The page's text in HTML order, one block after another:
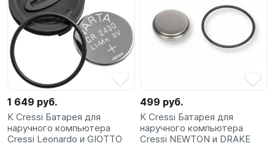
Подарочные
Карты
Бренды
Акции
1 649 руб.
K Cressi Батарея для
наручного компьютера
Cressi Leonardo и GIOTTO
499 руб.
K Cressi Батарея для
наручного компьютера
Cressi NEWTON и DRAKE